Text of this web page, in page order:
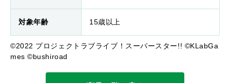
対象年齢 15歳以上
©2022 プロジェクトラブライブ！スーパースター!! ©KLabGa
mes ©bushiroad